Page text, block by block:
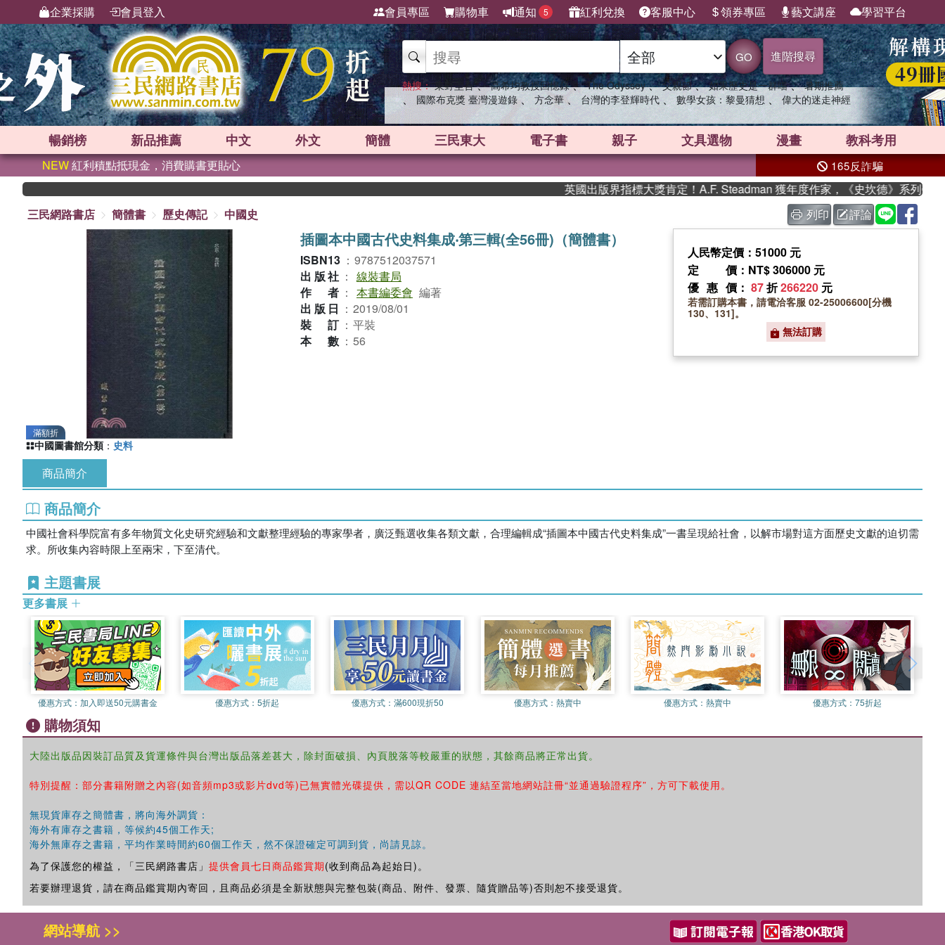
企業採購 會員登入 會員專區 購物車 通知 5 紅利兌換 客服中心 領券專區 藝文講座 學習平台
GO 進階搜尋
熱搜： 東野圭吾 、 高希均教授回憶錄 、 The Odyssey 、 父親節 、 如果歷史是一群喵 、 暑期推薦
、 國際布克獎 臺灣漫遊錄 、 方念華 、 台灣的李登輝時代 、 數學女孩：黎曼猜想 、 偉大的迷走神經
暢銷榜 新品推薦 中文 外文 簡體 三民東大 電子書 親子 文具選物 漫畫 教科考用
NEW紅利積點抵現金，消費購書更貼心 165反詐騙
英國出版界指標大獎肯定！A.F. Steadman 獲年度作家，《史坎德》系列帶你踏
三民網路書店
簡體書 歷史傳記 中國史 列印 評論
滿額折
插圖本中國古代史料集成‧第三輯(全56冊)（簡體書）
ISBN13 ： 9787512037571
出版社 ： 線裝書局
作者 ： 本書編委會 編著
出版日 ： 2019/08/01
裝訂 ： 平裝
本數 ： 56
人民幣定價：51000 元
定價 ：NT$ 306000 元
優惠價 ： 87折266220 元
若需訂購本書，請電洽客服 02-25006600[分機
130、131]。
無法訂購
中國圖書館分類 ： 史料
商品簡介
商品簡介
中國社會科學院富有多年物質文化史研究經驗和文獻整理經驗的專家學者，廣泛甄選收集各類文獻，合理編輯成“插圖本中國古代史料集成”一書呈現給社會，以解市場對這方面歷史文獻的迫切需
求。所收集內容時限上至兩宋，下至清代。
主題書展
更多書展
優惠方式： 加入即送50元購書金 優惠方式：5折起 優惠方式： 滿600現折50 優惠方式： 熱賣中 優惠方式： 熱賣中 優惠方式：75折起
購物須知
大陸出版品因裝訂品質及貨運條件與台灣出版品落差甚大，除封面破損、內頁脫落等較嚴重的狀態，其餘商品將正常出貨。
特別提醒：部分書籍附贈之內容(如音頻mp3或影片dvd等)已無實體光碟提供，需以QR CODE 連結至當地網站註冊“並通過驗證程序”，方可下載使用。
無現貨庫存之簡體書，將向海外調貨：
海外有庫存之書籍，等候約45個工作天;
海外無庫存之書籍，平均作業時間約60個工作天，然不保證確定可調到貨，尚請見諒。
為了保護您的權益，「三民網路書店」 提供會員七日商品鑑賞期(收到商品為起始日)。
若要辦理退貨，請在商品鑑賞期內寄回，且商品必須是全新狀態與完整包裝(商品、附件、發票、隨貨贈品等)否則恕不接受退貨。
網站導航 >>